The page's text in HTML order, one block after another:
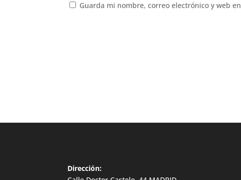
Guarda mi nombre, correo electrónico y web
Dirección: